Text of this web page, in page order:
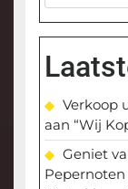
Verkoop
aan “Wij
Geniet
Pepernoten